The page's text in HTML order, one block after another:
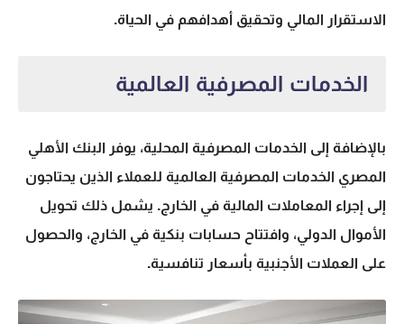
الاستقرار المالي وتحقيق أهدافهم في الحياة.
الخدمات المصرفية العالمية
بالإضافة إلى الخدمات المصرفية المحلية، يوفر البنك الأهلي
المصري الخدمات المصرفية العالمية للعملاء الذين يحتاجون
إلى إجراء المعاملات المالية في الخارج. يشمل ذلك تحويل
الأموال الدولي، وافتتاح حسابات بنكية في الخارج، والحصول
على العملات الأجنبية بأسعار تنافسية.